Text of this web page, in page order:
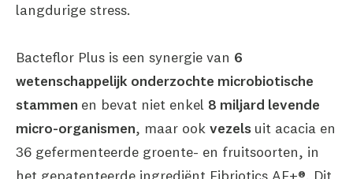
langdurige stress.
Bacteflor Plus is een synergie van 6
wetenschappelijk onderzochte microbiotische
stammen en bevat niet enkel 8 miljard levende
micro-organismen, maar ook vezels uit acacia en
36 gefermenteerde groente- en fruitsoorten, in